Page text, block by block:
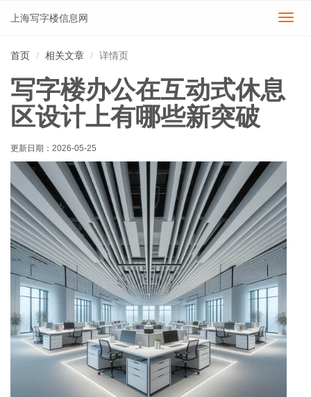
切
上海写字楼信息网
首页 相关文章 详情页
写字楼办公在互动式休息
区设计上有哪些新突破
更新日期： 2026-05-25